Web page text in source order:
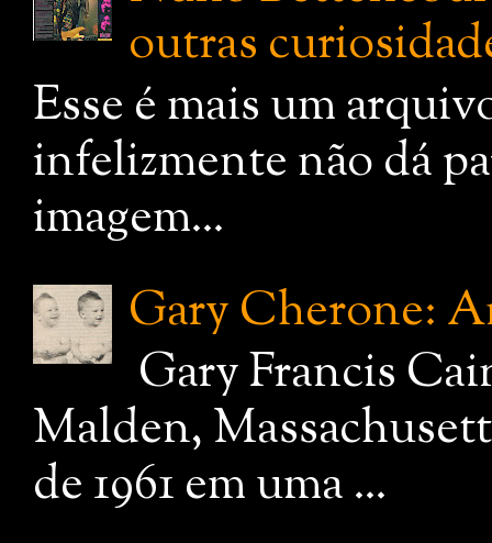
outras
Esse é mais um
infelizmente não dá
imagem...
Gary Cherone:
Gary Francis
Malden,
de 1961 em uma ...